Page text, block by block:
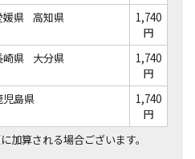
媛県 高知県
1,740
円
崎県 大分県
1,740
円
児島県
1,740
円
加算される場合ございます。